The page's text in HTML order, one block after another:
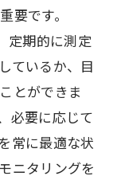
要です。
定期的に測定
ているか、目
とができま
必要に応じて
常に最適な状
ニタリングを